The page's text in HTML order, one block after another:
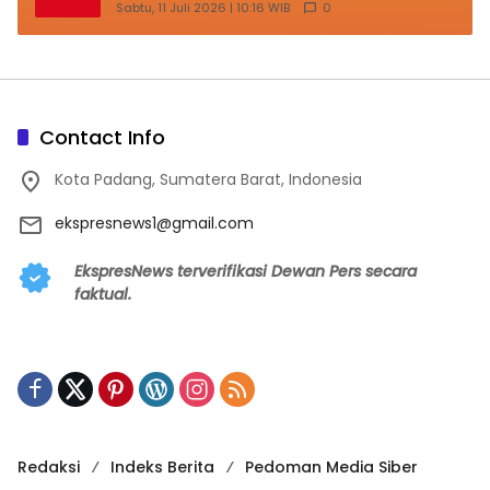
Sabtu, 11 Juli 2026 | 10:16 WIB 0
Contact Info
Kota Padang, Sumatera Barat, Indonesia
ekspresnews1@gmail.com
EkspresNews terverifikasi Dewan Pers secara
faktual.
Redaksi Indeks Berita Pedoman Media Siber